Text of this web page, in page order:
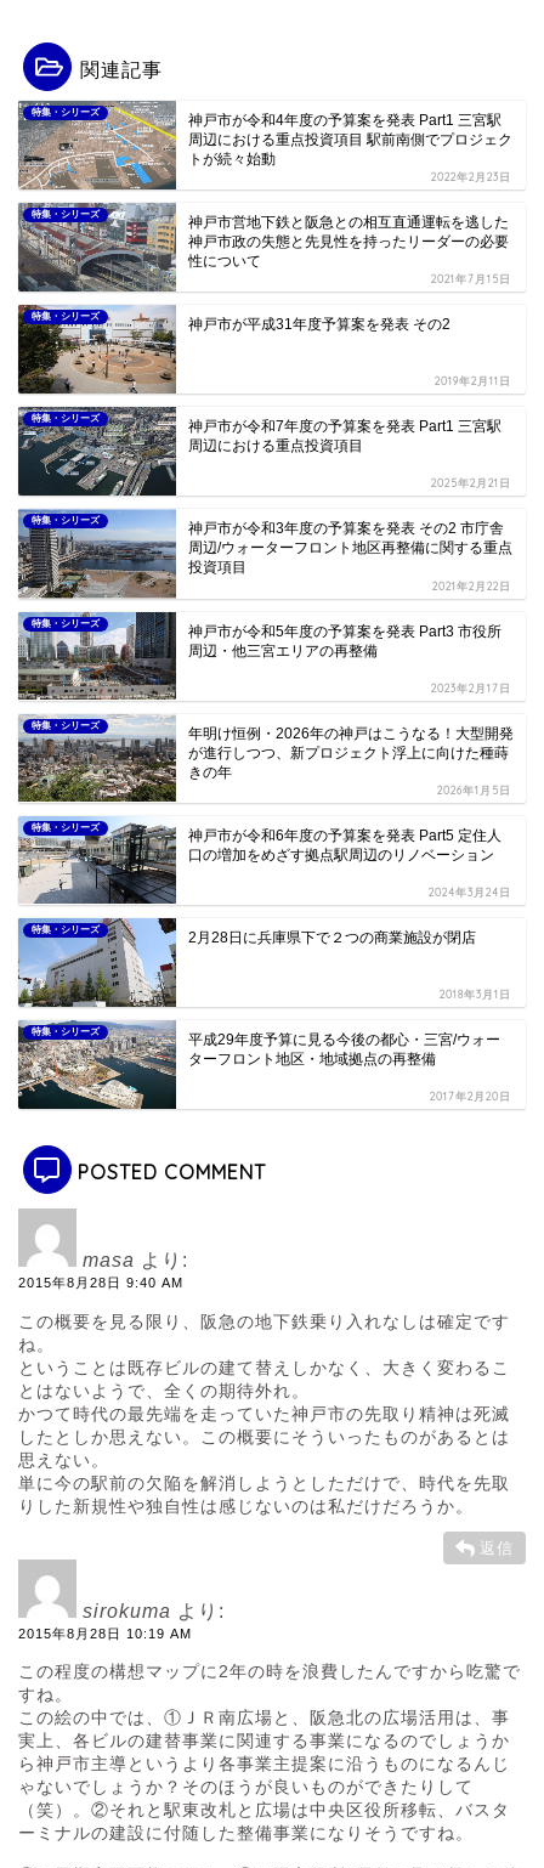
関連記事
特集・シリーズ
神戸市が令和4年度の予算案を発表 Part1 三宮駅
周辺における重点投資項目 駅前南側でプロジェク
トが続々始動
2022年2月23日
特集・シリーズ
神戸市営地下鉄と阪急との相互直通運転を逃した
神戸市政の失態と先見性を持ったリーダーの必要
性について
2021年7月15日
特集・シリーズ 神戸市が平成31年度予算案を発表 その2
2019年2月11日
特集・シリーズ
神戸市が令和7年度の予算案を発表 Part1 三宮駅
周辺における重点投資項目
2025年2月21日
特集・シリーズ
神戸市が令和3年度の予算案を発表 その2 市庁舎
周辺/ウォーターフロント地区再整備に関する重点
投資項目
2021年2月22日
特集・シリーズ
神戸市が令和5年度の予算案を発表 Part3 市役所
周辺・他三宮エリアの再整備
2023年2月17日
特集・シリーズ
年明け恒例・2026年の神戸はこうなる！大型開発
が進行しつつ、新プロジェクト浮上に向けた種蒔
きの年
2026年1月5日
特集・シリーズ
神戸市が令和6年度の予算案を発表 Part5 定住⼈
⼝の増加をめざす拠点駅周辺のリノベーション
2024年3月24日
特集・シリーズ 2月28日に兵庫県下で２つの商業施設が閉店
2018年3月1日
特集・シリーズ
平成29年度予算に見る今後の都心・三宮/ウォー
ターフロント地区・地域拠点の再整備
2017年2月20日
POSTED COMMENT
masa より:
2015年8月28日 9:40 AM
この概要を見る限り、阪急の地下鉄乗り入れなしは確定です
ね。
ということは既存ビルの建て替えしかなく、大きく変わるこ
とはないようで、全くの期待外れ。
かつて時代の最先端を走っていた神戸市の先取り精神は死滅
したとしか思えない。この概要にそういったものがあるとは
思えない。
単に今の駅前の欠陥を解消しようとしただけで、時代を先取
りした新規性や独自性は感じないのは私だけだろうか。
返信
sirokuma より:
2015年8月28日 10:19 AM
この程度の構想マップに2年の時を浪費したんですから吃驚で
すね。
この絵の中では、①ＪＲ南広場と、阪急北の広場活用は、事
実上、各ビルの建替事業に関連する事業になるのでしょうか
ら神戸市主導というより各事業主提案に沿うものになるんじ
ゃないでしょうか？そのほうが良いものができたりして
（笑）。②それと駅東改札と広場は中央区役所移転、バスタ
ーミナルの建設に付随した整備事業になりそうですね。